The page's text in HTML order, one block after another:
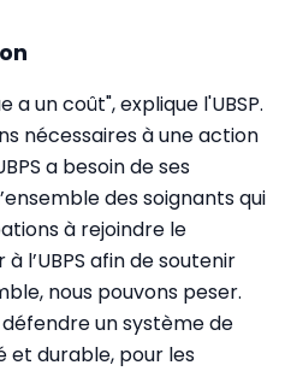
un coût", explique l'UBSP.
nécessaires à une action
a besoin de ses
des soignants qui
à rejoindre le
l’UBPS afin de soutenir
nous pouvons peser.
un système de
et durable, pour les